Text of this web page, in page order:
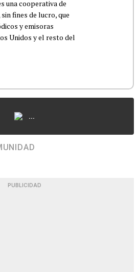
una cooperativa de
fines de lucro, que
y emisoras
Unidos y el resto del
...
PUBLICIDAD